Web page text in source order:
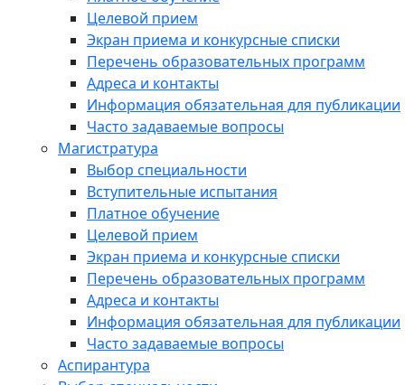
Целевой прием
Экран приема и конкурсные списки
Перечень образовательных программ
Адреса и контакты
Информация обязательная для публикации
Часто задаваемые вопросы
Магистратура
Выбор специальности
Вступительные испытания
Платное обучение
Целевой прием
Экран приема и конкурсные списки
Перечень образовательных программ
Адреса и контакты
Информация обязательная для публикации
Часто задаваемые вопросы
Аспирантура